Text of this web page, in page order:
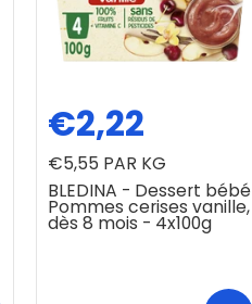
BLEDINA - Dessert bébé
Pommes cerises vanille,
dès 8 mois - 4x100g
€2,22
€5,55 PAR KG